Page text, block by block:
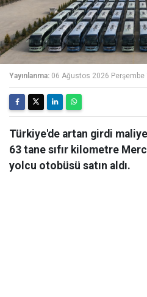
Yayınlanma: 06 Ağustos 2026 Perşembe
Türkiye'de artan girdi
63 tane sıfır kilometre
yolcu otobüsü satın aldı.